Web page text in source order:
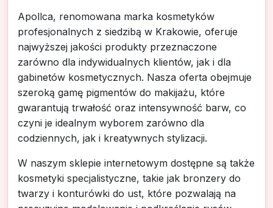
Apollca, renomowana marka kosmetyków
profesjonalnych z siedzibą w Krakowie, oferuje
najwyższej jakości produkty przeznaczone
zarówno dla indywidualnych klientów, jak i dla
gabinetów kosmetycznych. Nasza oferta obejmuje
szeroką gamę pigmentów do makijażu, które
gwarantują trwałość oraz intensywność barw, co
czyni je idealnym wyborem zarówno dla
codziennych, jak i kreatywnych stylizacji.
W naszym sklepie internetowym dostępne są także
kosmetyki specjalistyczne, takie jak bronzery do
twarzy i konturówki do ust, które pozwalają na